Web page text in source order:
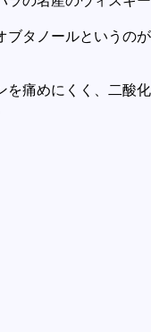
ブタノールというのが
を痛めにくく、二酸化